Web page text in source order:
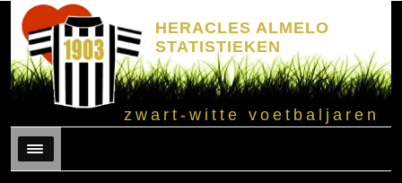
HERACLES ALMELO
STATISTIEKEN
zwart-witte voetbaljaren
Menu